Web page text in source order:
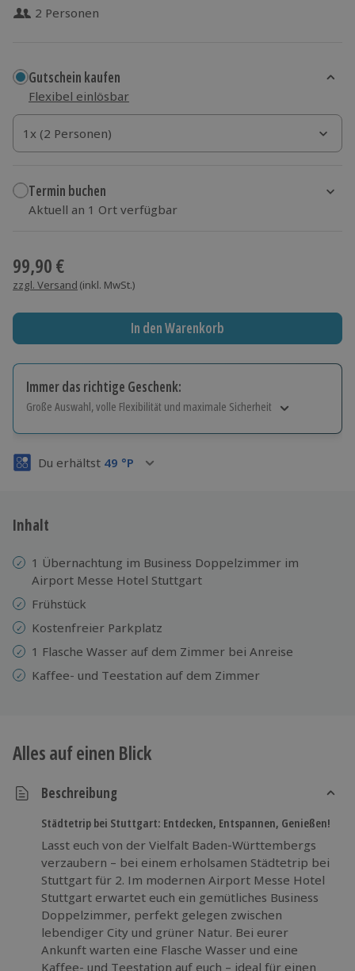
2 Personen
Gutschein kaufen
Flexibel einlösbar
1x (2 Personen)
1x (2 Personen)
1x (2 Personen)
Termin buchen
Aktuell an 1 Ort verfügbar
99,90 €
zzgl. Versand (inkl. MwSt.)
In den Warenkorb
Immer das richtige Geschenk:
Große Auswahl, volle Flexibilität und maximale Sicherheit
Volle Flexibilität
3 Jahre gültig & verlängerbar.
Du erhältst 49 °P
Inhalt
1 Übernachtung im Business Doppelzimmer im
Airport Messe Hotel Stuttgart
Frühstück
Kostenfreier Parkplatz
1 Flasche Wasser auf dem Zimmer bei Anreise
Kaffee- und Teestation auf dem Zimmer
Alles auf einen Blick
Beschreibung
Städtetrip bei Stuttgart: Entdecken, Entspannen, Genießen!
Lasst euch von der Vielfalt Baden-Württembergs
verzaubern – bei einem erholsamen Städtetrip bei
Stuttgart für 2. Im modernen Airport Messe Hotel
Stuttgart erwartet euch ein gemütliches Business
Doppelzimmer, perfekt gelegen zwischen
lebendiger City und grüner Natur. Bei eurer
Ankunft warten eine Flasche Wasser und eine
Kaffee- und Teestation auf euch – ideal für einen